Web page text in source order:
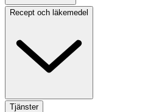
Recept och läkemedel
Tjänster